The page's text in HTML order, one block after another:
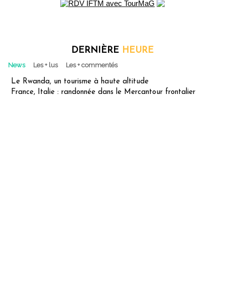
DERNIÈRE HEURE
News Les + lus Les + commentés
Le Rwanda, un tourisme à haute altitude
France, Italie : randonnée dans le Mercantour frontalier